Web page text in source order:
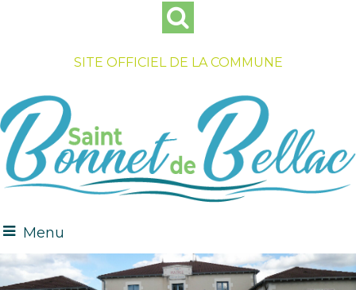
SITE OFFICIEL DE LA COMMUNE
Menu